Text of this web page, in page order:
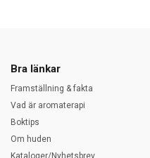
Bra länkar
Framställning & fakta
Vad är aromaterapi
Boktips
Om huden
Kataloger/Nyhetsbrev